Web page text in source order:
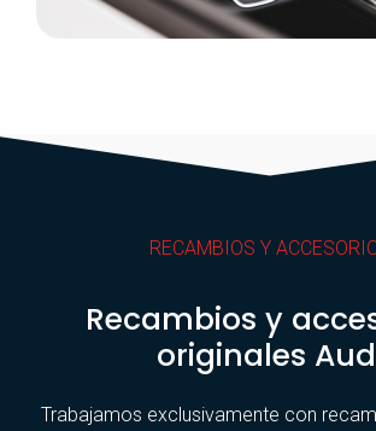
RECAMBIOS Y
Recambios y
originales
Trabajamos exclusivamente con